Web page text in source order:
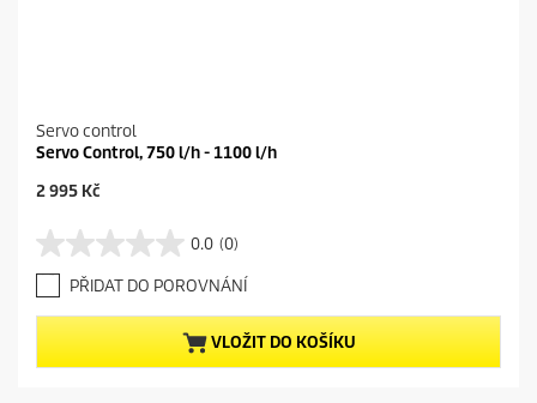
Servo control
Servo Control, 750 l/h - 1100 l/h
C
e
n
t
p
r
2 995 Kč
0.0 (0)
0
.
0
z
5
h
PŘIDAT DO POROVNÁNÍ
VLOŽIT DO KOŠÍKU